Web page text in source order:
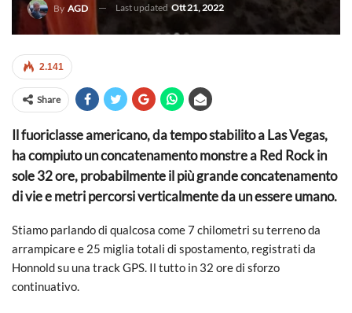
By AGD Last updated Ott 21, 2022
2.141
Share
Il fuoriclasse americano, da tempo stabilito a Las Vegas,
ha compiuto un concatenamento monstre a Red Rock in
sole 32 ore, probabilmente il più grande concatenamento
di vie e metri percorsi verticalmente da un essere umano.
Stiamo parlando di qualcosa come 7 chilometri su terreno da
arrampicare e 25 miglia totali di spostamento, registrati da
Honnold su una track GPS. Il tutto in 32 ore di sforzo
continuativo.